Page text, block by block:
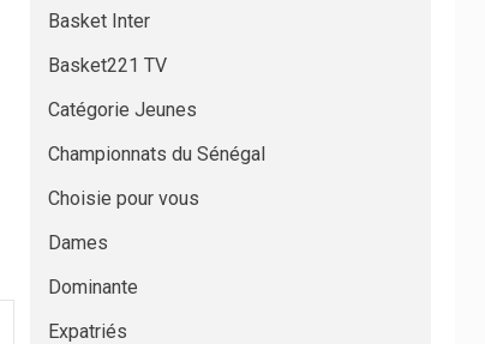
Basket Inter
Basket221 TV
Catégorie Jeunes
Championnats du Sénégal
Choisie pour vous
Dames
Dominante
Expatriés